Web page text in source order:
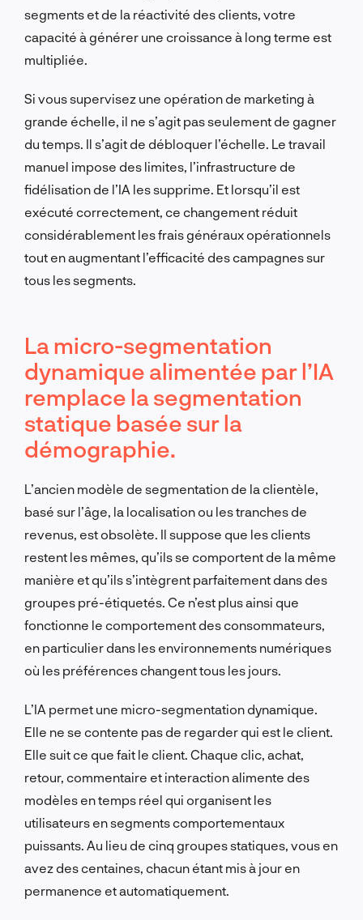
segments et de la réactivité des clients, votre
capacité à générer une croissance à long terme est
multipliée.
Si vous supervisez une opération de marketing à
grande échelle, il ne s’agit pas seulement de gagner
du temps. Il s’agit de débloquer l’échelle. Le travail
manuel impose des limites, l’infrastructure de
fidélisation de l’IA les supprime. Et lorsqu’il est
exécuté correctement, ce changement réduit
considérablement les frais généraux opérationnels
tout en augmentant l’efficacité des campagnes sur
tous les segments.
La micro-segmentation
dynamique alimentée par l’IA
remplace la segmentation
statique basée sur la
démographie.
L’ancien modèle de segmentation de la clientèle,
basé sur l’âge, la localisation ou les tranches de
revenus, est obsolète. Il suppose que les clients
restent les mêmes, qu’ils se comportent de la même
manière et qu’ils s’intègrent parfaitement dans des
groupes pré-étiquetés. Ce n’est plus ainsi que
fonctionne le comportement des consommateurs,
en particulier dans les environnements numériques
où les préférences changent tous les jours.
L’IA permet une micro-segmentation dynamique.
Elle ne se contente pas de regarder qui est le client.
Elle suit ce que fait le client. Chaque clic, achat,
retour, commentaire et interaction alimente des
modèles en temps réel qui organisent les
utilisateurs en segments comportementaux
puissants. Au lieu de cinq groupes statiques, vous en
avez des centaines, chacun étant mis à jour en
permanence et automatiquement.